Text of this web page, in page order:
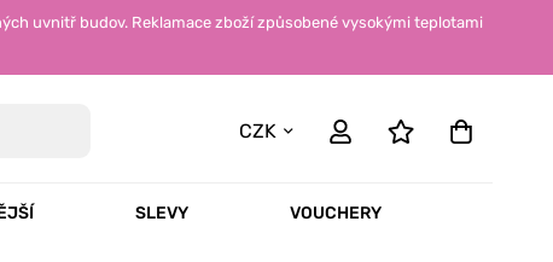
uvnitř budov. Reklamace zboží způsobené vysokými teplotami
CZK
SLEVY VOUCHERY